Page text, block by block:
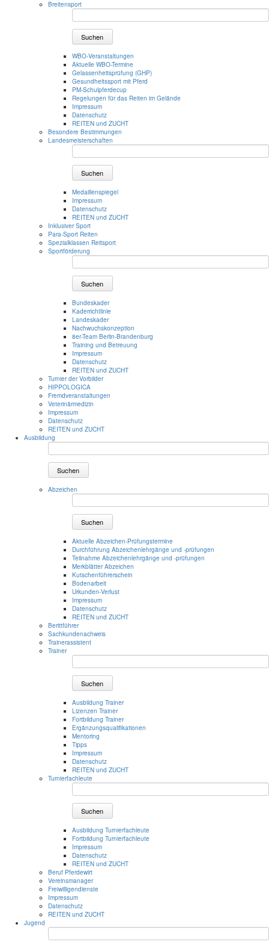
Breitensport
Suchen
WBO-Veranstaltungen
Aktuelle WBO-Termine
Gelassenheitsprüfung (GHP)
Gesundheitssport mit Pferd
PM-Schulpferdecup
Regelungen für das Reiten im Gelände
Impressum
Datenschutz
REITEN und ZUCHT
Besondere Bestimmungen
Landesmeisterschaften
Suchen
Medaillenspiegel
Impressum
Datenschutz
REITEN und ZUCHT
Inklusiver Sport
Para-Sport Reiten
Spezialklassen Reitsport
Sportförderung
Suchen
Bundeskader
Kaderrichtlinie
Landeskader
Nachwuchskonzeption
8er-Team Berlin-Brandenburg
Training und Betreuung
Impressum
Datenschutz
REITEN und ZUCHT
Turnier der Vorbilder
HIPPOLOGICA
Fremdveranstaltungen
Veterinärmedizin
Impressum
Datenschutz
REITEN und ZUCHT
Ausbildung
Suchen
Abzeichen
Suchen
Aktuelle Abzeichen-Prüfungstermine
Durchführung Abzeichenlehrgänge und -prüfungen
Teilnahme Abzeichenlehrgänge und -prüfungen
Merkblätter Abzeichen
Kutschenführerschein
Bodenarbeit
Urkunden-Verlust
Impressum
Datenschutz
REITEN und ZUCHT
Berittführer
Sachkundenachweis
Trainerassistent
Trainer
Suchen
Ausbildung Trainer
Lizenzen Trainer
Fortbildung Trainer
Ergänzungsqualifikationen
Mentoring
Tipps
Impressum
Datenschutz
REITEN und ZUCHT
Turnierfachleute
Suchen
Ausbildung Turnierfachleute
Fortbildung Turnierfachleute
Impressum
Datenschutz
REITEN und ZUCHT
Beruf Pferdewirt
Vereinsmanager
Freiwilligendienste
Impressum
Datenschutz
REITEN und ZUCHT
Jugend